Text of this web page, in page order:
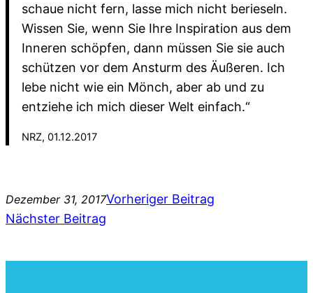
schaue nicht fern, lasse mich nicht berieseln.
Wissen Sie, wenn Sie Ihre Inspiration aus dem
Inneren schöpfen, dann müssen Sie sie auch
schützen vor dem Ansturm des Äußeren. Ich
lebe nicht wie ein Mönch, aber ab und zu
entziehe ich mich dieser Welt einfach.“
NRZ, 01.12.2017
Dezember 31, 2017Vorheriger Beitrag
Nächster Beitrag